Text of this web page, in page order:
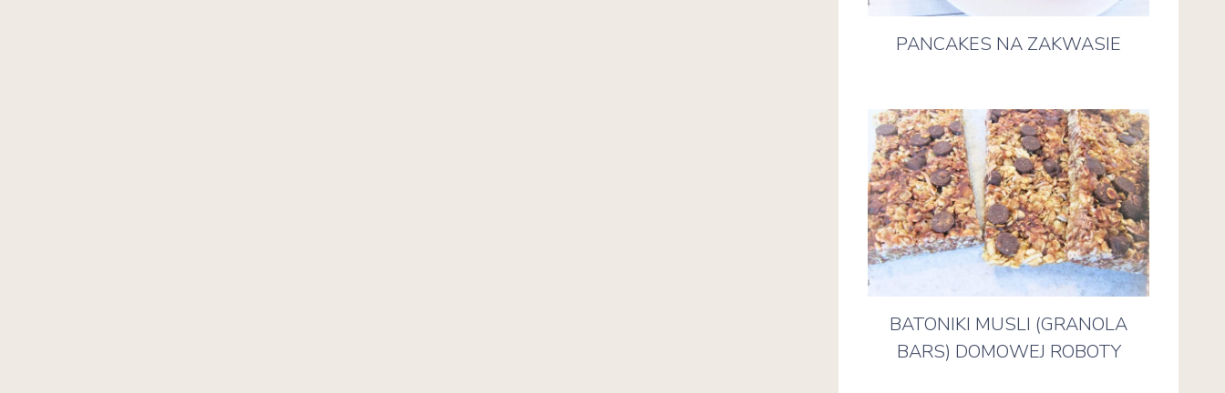
PANCAKES NA ZAKWASIE
BATONIKI MUSLI (GRANOLA
BARS) DOMOWEJ ROBOTY